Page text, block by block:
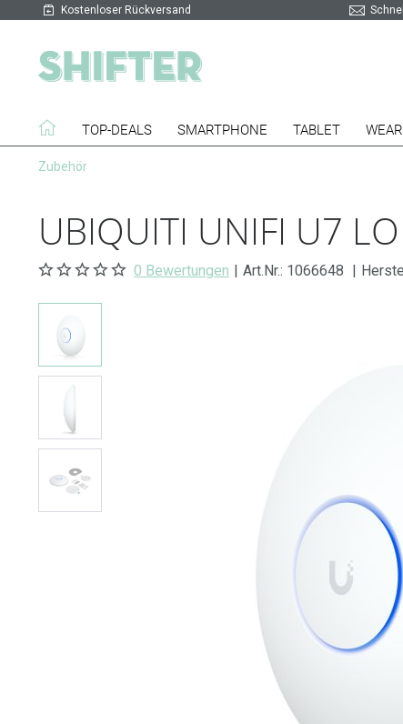
Kostenloser Rückversand
TOP-DEALS SMARTPHONE TABLET
Zubehör
UBIQUITI UNIFI U7
0 Bewertungen | Art.Nr.: 1066648 |